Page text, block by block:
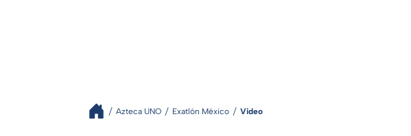
Azteca UNO Exatlón México Video